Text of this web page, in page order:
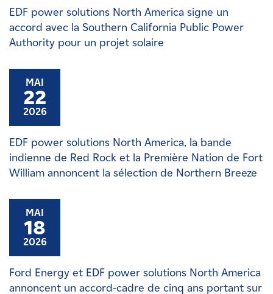
EDF power solutions North America signe un
accord avec la Southern California Public Power
Authority pour un projet solaire
MAI
22
2026
EDF power solutions North America, la bande
indienne de Red Rock et la Première Nation de Fort
William annoncent la sélection de Northern Breeze
MAI
18
2026
Ford Energy et EDF power solutions North America
annoncent un accord-cadre de cinq ans portant sur